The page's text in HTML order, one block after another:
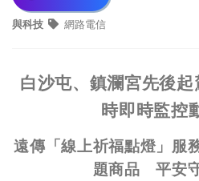
與科技 網路電信
白沙屯、鎮瀾宮先後
時即時監控
遠傳「線上祈福點燈」服
題商品 平安